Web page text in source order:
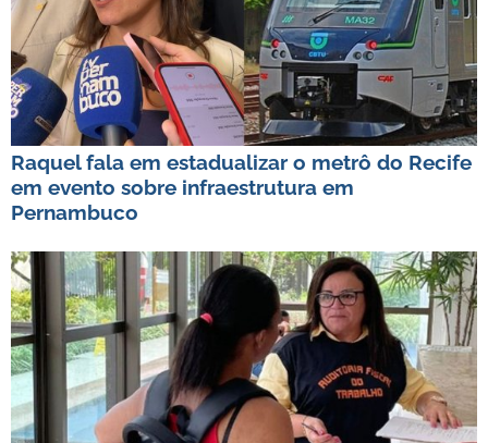
Raquel fala em estadualizar o metrô do Recife
em evento sobre infraestrutura em
Pernambuco